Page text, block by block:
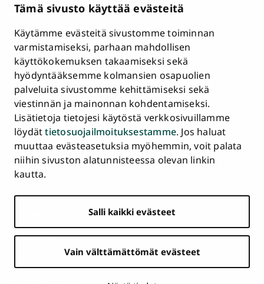
Tämä sivusto käyttää evästeitä
Käytämme evästeitä sivustomme toiminnan
varmistamiseksi, parhaan mahdollisen
käyttökokemuksen takaamiseksi sekä
hyödyntääksemme kolmansien osapuolien
palveluita sivustomme kehittämiseksi sekä
viestinnän ja mainonnan kohdentamiseksi.
Lisätietoja tietojesi käytöstä verkkosivuillamme
löydättietosuojailmoituksestamme. Jos haluat
muuttaa evästeasetuksia myöhemmin, voit palata
niihin sivuston alatunnisteessa olevan linkin
kautta.
Salli kaikki evästeet
Vain välttämättömät evästeet
HR Excellence in Research
Tietosuojailmoitus
Asiakirjajulkisuuskuvaus ja tietopyynnöt
Väärinkäytösepäilyt
Saavutettavuusseloste
Palaute
Intranet ja sähköiset työkalut
Evästeasetukset
Päävalikko
alatunnisteessa
ETUSIVU
YHTEISTYÖ
Turun
yliopisto
Turun
yliopisto
TurunTurunTurunTurun